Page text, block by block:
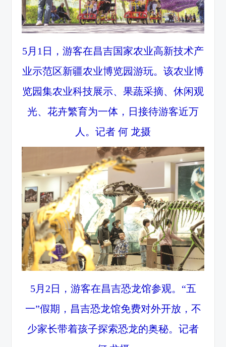
5月1日，游客在昌吉国家农业高新技术产
业示范区新疆农业博览园游玩。该农业博
览园集农业科技展示、果蔬采摘、休闲观
光、花卉繁育为一体，日接待游客近万
人。记者 何 龙摄
5月2日，游客在昌吉恐龙馆参观。“五
一”假期，昌吉恐龙馆免费对外开放，不
少家长带着孩子探索恐龙的奥秘。记者